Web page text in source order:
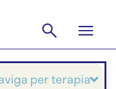
per terapia